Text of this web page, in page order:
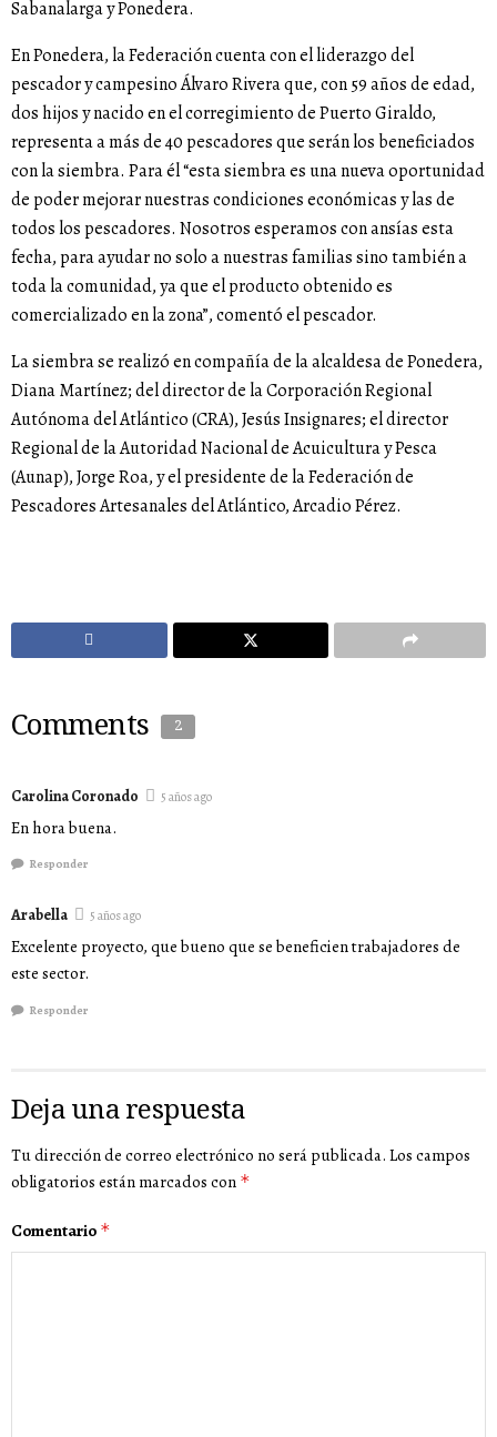
Sabanalarga y Ponedera.
En Ponedera, la Federación cuenta con el liderazgo del
pescador y campesino Álvaro Rivera que, con 59 años de edad,
dos hijos y nacido en el corregimiento de Puerto Giraldo,
representa a más de 40 pescadores que serán los beneficiados
con la siembra. Para él “esta siembra es una nueva oportunidad
de poder mejorar nuestras condiciones económicas y las de
todos los pescadores. Nosotros esperamos con ansías esta
fecha, para ayudar no solo a nuestras familias sino también a
toda la comunidad, ya que el producto obtenido es
comercializado en la zona”, comentó el pescador.
La siembra se realizó en compañía de la alcaldesa de Ponedera,
Diana Martínez; del director de la Corporación Regional
Autónoma del Atlántico (CRA), Jesús Insignares; el director
Regional de la Autoridad Nacional de Acuicultura y Pesca
(Aunap), Jorge Roa, y el presidente de la Federación de
Pescadores Artesanales del Atlántico, Arcadio Pérez.
Comments 2
Carolina Coronado 5 años ago
En hora buena.
Responder
Arabella 5 años ago
Excelente proyecto, que bueno que se beneficien trabajadores de
este sector.
Responder
Deja una respuesta
Tu dirección de correo electrónico no será publicada. Los campos
obligatorios están marcados con *
Comentario *